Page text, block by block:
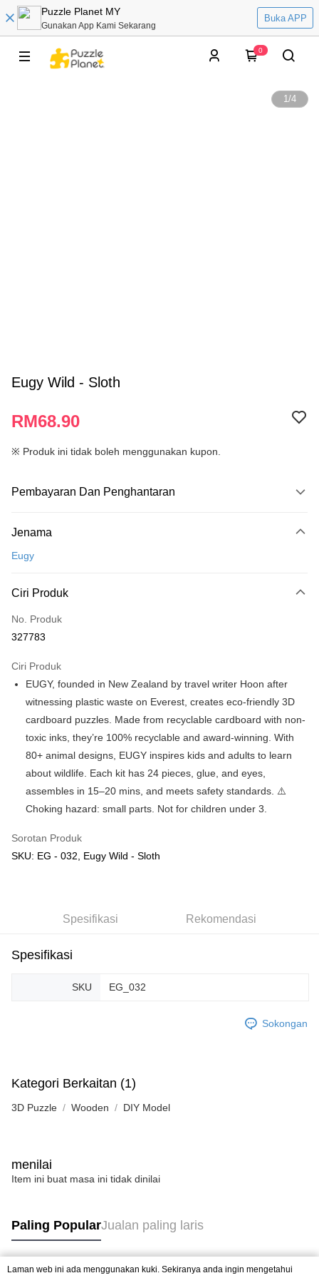
Puzzle Planet MY
Gunakan App Kami Sekarang
Buka APP
0
1/4
Eugy Wild - Sloth
RM68.90
※ Produk ini tidak boleh menggunakan kupon.
Pembayaran Dan Penghantaran
Kad Kredit
Perbankan atas talian
Hanya menyokong Maybank, CIMB Bank, Public Bank, RHB Bank, Hong
Boost
GrabPay
Rumah penghantaran
Kadar Penghantaran
Rumah penghantaran
Kedai pickup
Jenama
Eugy
Ciri Produk
No. Produk
327783
Ciri Produk
EUGY, founded in New Zealand by travel writer Hoon after
witnessing plastic waste on Everest, creates eco-friendly 3D
cardboard puzzles. Made from recyclable cardboard with non-
toxic inks, they’re 100% recyclable and award-winning. With
80+ animal designs, EUGY inspires kids and adults to learn
about wildlife. Each kit has 24 pieces, glue, and eyes,
assembles in 15–20 mins, and meets safety standards. ⚠️
Choking hazard: small parts. Not for children under 3.
Sorotan Produk
SKU: EG - 032, Eugy Wild - Sloth
Spesifikasi Rekomendasi
Spesifikasi
SKU EG_032
Sokongan
Kategori Berkaitan (1)
3D Puzzle Wooden DIY Model
menilai
Item ini buat masa ini tidak dinilai
Paling PopularJualan paling laris
Laman web ini ada menggunakan kuki. Sekiranya anda ingin mengetahui